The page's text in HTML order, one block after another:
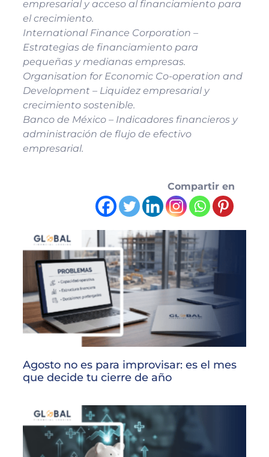
empresarial y acceso al financiamiento para
el crecimiento.
International Finance Corporation –
Estrategias de financiamiento para
pequeñas y medianas empresas.
Organisation for Economic Co-operation and
Development – Liquidez empresarial y
crecimiento sostenible.
Banco de México – Indicadores financieros y
administración de flujo de efectivo
empresarial.
Compartir en
Agosto no es para improvisar: es el mes
que decide tu cierre de año